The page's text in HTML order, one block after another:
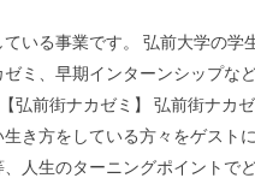
いる事業です。 弘前大学の学
ミ、早期インターンシップな
弘前街ナカゼミ】 弘前街ナカ
き方をしている方々をゲスト
人生のターニングポイントで